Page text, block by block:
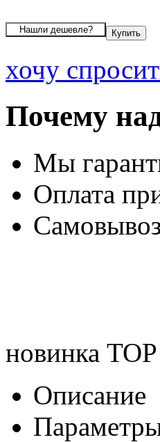
хочу
Почему
Мы
Оплата
новинка TOP
Описание